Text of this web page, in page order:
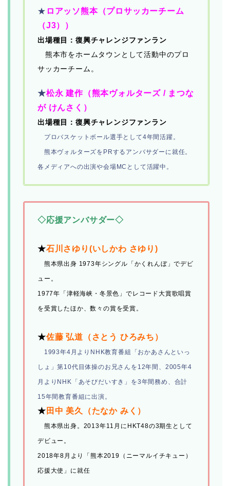
★ ロアッソ熊本（プロサッカーチーム
（J3））
出場種目：復興チャレンジファンラン
熊本市をホームタウンとして活動中のプロ
サッカーチーム。
★松永 建作（熊本ヴォルターズ / まつな
が けんさく）
出場種目：復興チャレンジファンラン
プロバスケットボール選手として4年間活躍。
熊本ヴォルターズをPRするアンバサダーに就任。
各メディアへの出演や会場MCとして活躍中。
◇応援アンバサダー◇
★石川さゆり(いしかわ さゆり)
熊本県出身 1973年シングル「かくれんぼ」でデビ
ュー。
1977年「津軽海峡・冬景色」でレコード大賞歌唱賞
を受賞したほか、数々の賞を受賞。
★佐藤 弘道（さとう ひろみち）
1993年4月よりNHK教育番組「おかあさんといっ
しょ」第10代目体操のお兄さんを12年間、2005年4
月よりNHK「あそびだいすき」を3年間務め、合計
15年間教育番組に出演。
★ 田中 美久（たなか みく）
熊本県出身。2013年11月にHKT48の3期生として
デビュー。
2018年8月より「熊本2019（ニーマルイチキュー）
応援大使」に就任